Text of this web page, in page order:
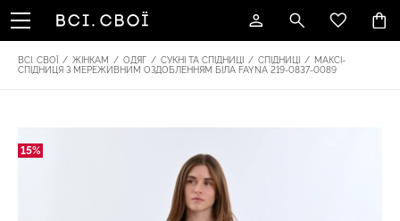
ВСІ. СВОЇ / ЖІНКАМ / ОДЯГ / СУКНІ ТА СПІДНИЦІ / СПІДНИЦІ / МАКСІ-
СПІДНИЦЯ З МЕРЕЖИВНИМ ОЗДОБЛЕННЯМ БІЛА FAYNA 219-0837-0089
15%